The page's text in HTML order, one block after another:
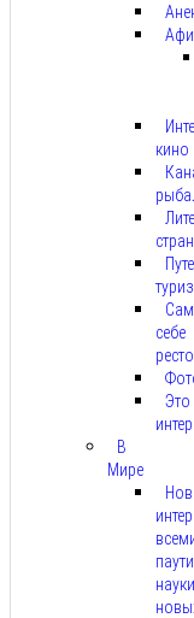
кино
Сам
себе
Это
В
Мире
науки.